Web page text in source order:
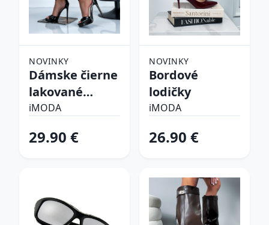
NOVINKY
Dámske čierne
lakované
sandálky
iMODA
29.90 €
NOVINKY
Bordové
lodičky
iMODA
26.90 €